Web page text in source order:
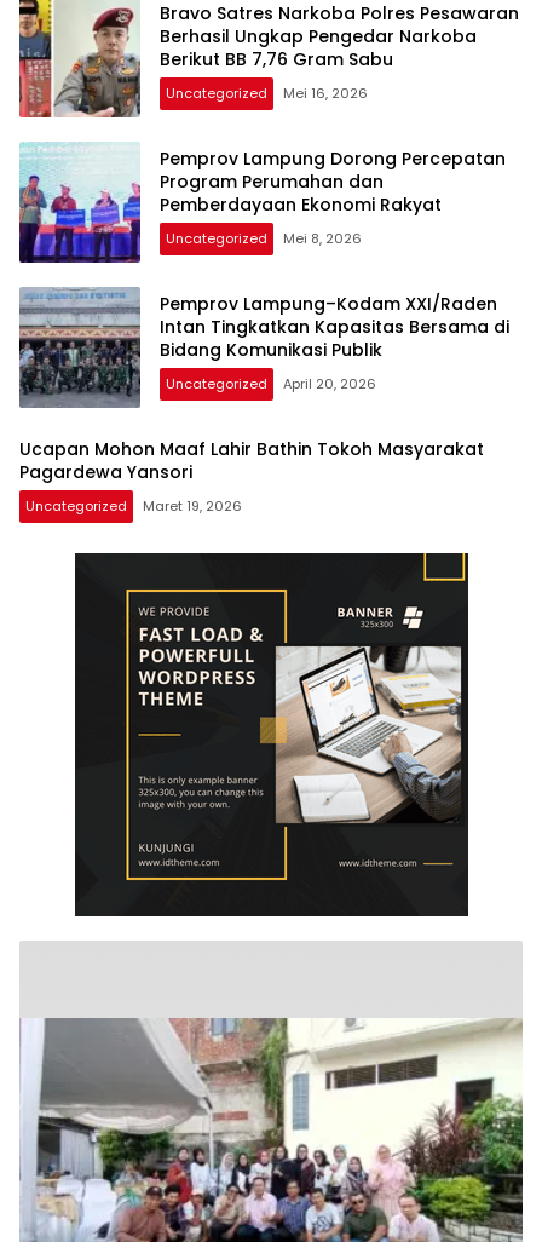
Bravo Satres Narkoba Polres Pesawaran
Berhasil Ungkap Pengedar Narkoba
Berikut BB 7,76 Gram Sabu
Uncategorized Mei 16, 2026
Pemprov Lampung Dorong Percepatan
Program Perumahan dan
Pemberdayaan Ekonomi Rakyat
Uncategorized Mei 8, 2026
Pemprov Lampung–Kodam XXI/Raden
Intan Tingkatkan Kapasitas Bersama di
Bidang Komunikasi Publik
Uncategorized April 20, 2026
Ucapan Mohon Maaf Lahir Bathin Tokoh Masyarakat
Pagardewa Yansori
Uncategorized Maret 19, 2026